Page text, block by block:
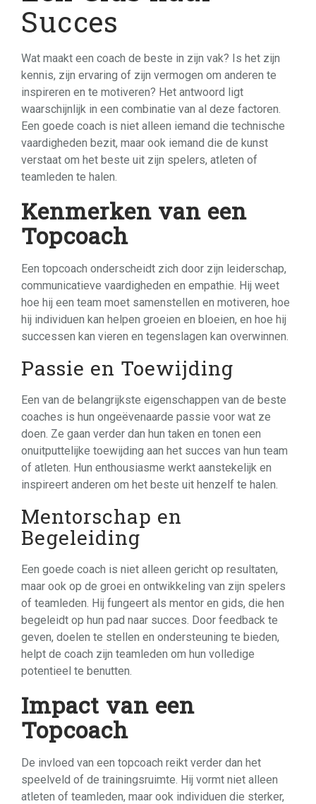
Succes
Wat maakt een coach de beste in zijn vak? Is het zijn
kennis, zijn ervaring of zijn vermogen om anderen te
inspireren en te motiveren? Het antwoord ligt
waarschijnlijk in een combinatie van al deze factoren.
Een goede coach is niet alleen iemand die technische
vaardigheden bezit, maar ook iemand die de kunst
verstaat om het beste uit zijn spelers, atleten of
teamleden te halen.
Kenmerken van een
Topcoach
Een topcoach onderscheidt zich door zijn leiderschap,
communicatieve vaardigheden en empathie. Hij weet
hoe hij een team moet samenstellen en motiveren, hoe
hij individuen kan helpen groeien en bloeien, en hoe hij
successen kan vieren en tegenslagen kan overwinnen.
Passie en Toewijding
Een van de belangrijkste eigenschappen van de beste
coaches is hun ongeëvenaarde passie voor wat ze
doen. Ze gaan verder dan hun taken en tonen een
onuitputtelijke toewijding aan het succes van hun team
of atleten. Hun enthousiasme werkt aanstekelijk en
inspireert anderen om het beste uit henzelf te halen.
Mentorschap en
Begeleiding
Een goede coach is niet alleen gericht op resultaten,
maar ook op de groei en ontwikkeling van zijn spelers
of teamleden. Hij fungeert als mentor en gids, die hen
begeleidt op hun pad naar succes. Door feedback te
geven, doelen te stellen en ondersteuning te bieden,
helpt de coach zijn teamleden om hun volledige
potentieel te benutten.
Impact van een
Topcoach
De invloed van een topcoach reikt verder dan het
speelveld of de trainingsruimte. Hij vormt niet alleen
atleten of teamleden, maar ook individuen die sterker,